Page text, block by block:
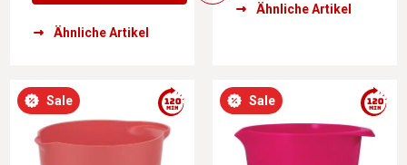
Ähnliche Artikel
Ähnliche Artikel
Sale Sale